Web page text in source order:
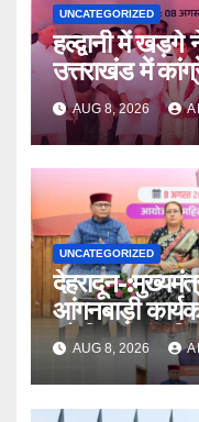
UNCATEGORIZED
हल्द्वानी में
उत्तराखंड में
AUG 8, 2026
UNCATEGORIZED
देहरादून-
आंगनबाड़ी
को किया
AUG 8, 2026